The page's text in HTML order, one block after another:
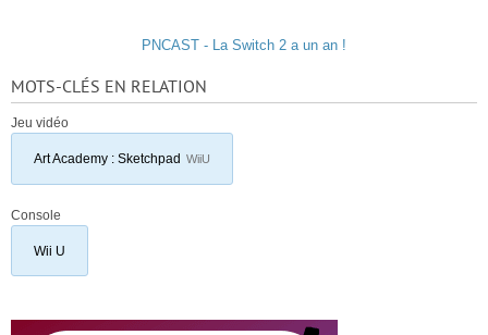
PNCAST - La Switch 2 a un an !
MOTS-CLÉS EN RELATION
Jeu vidéo
Art Academy : Sketchpad WiiU
Console
Wii U